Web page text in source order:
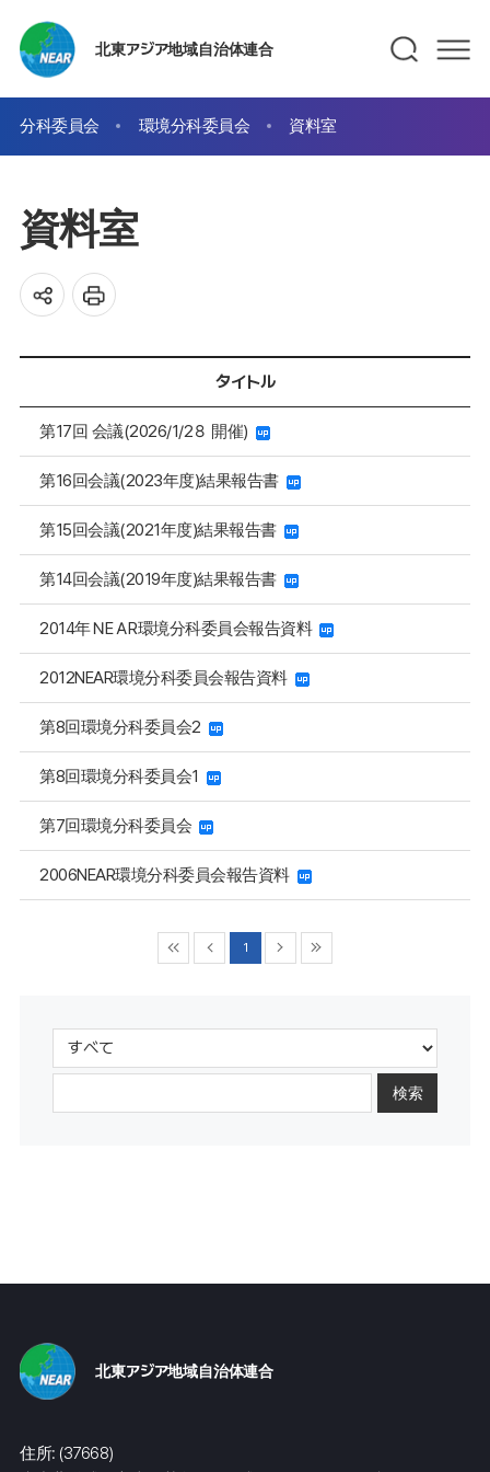
北東アジア地域自治体連合
分科委員会 環境分科委員会 資料室
資料室
タイトル
第17回 会議(2026/1/2８ 開催)
第16回会議(2023年度)結果報告書
第15回会議(2021年度)結果報告書
第14回会議(2019年度)結果報告書
2014年ＮEＡR環境分科委員会報告資料
2012NEAR環境分科委員会報告資料
第8回環境分科委員会2
第8回環境分科委員会1
第7回環境分科委員会
2006NEAR環境分科委員会報告資料
1
検索
北東アジア地域自治体連合
住所: (37668)